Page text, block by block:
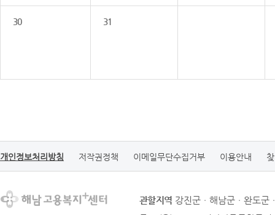
30 31
개인정보처리방침 저작권정책 이메일무단수집거부 이용안내
관할지역 강진군ㆍ해남군ㆍ완도군